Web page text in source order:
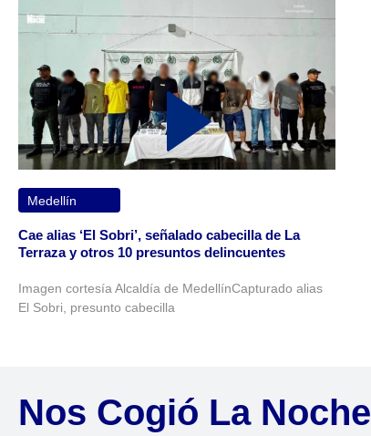
Medellín
Cae alias ‘El Sobri’, señalado cabecilla de La
Terraza y otros 10 presuntos delincuentes
Imagen cortesía Alcaldía de MedellínCapturado alias
El Sobri, presunto cabecilla
Nos Cogió La Noche